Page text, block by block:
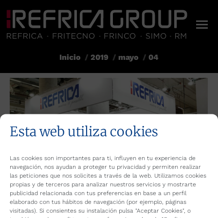
Esta web utiliza cookies
Las cookies son importantes para ti, influyen en tu experiencia de
navegación, nos ayudan a proteger tu privacidad y permiten realizar
las peticiones que nos solicites a través de la web. Utilizamos cookies
propias y de terceros para analizar nuestros servicios y mostrarte
publicidad relacionada con tus preferencias en base a un perfil
elaborado con tus hábitos de navegación (por ejemplo, páginas
visitadas). Si consientes su instalación pulsa "Aceptar Cookies", o
Estás aquí:
Inicio 2019 mayo 04